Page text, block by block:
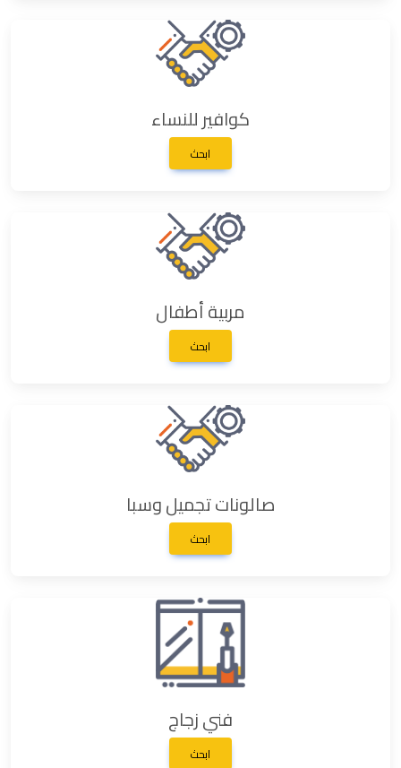
كوافير للنساء
ابحث
مربية أطفال
ابحث
صالونات تجميل وسبا
ابحث
فني زجاج
ابحث